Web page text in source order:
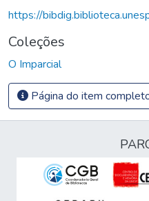
https://
Coleções
O Imparcial
Página do item